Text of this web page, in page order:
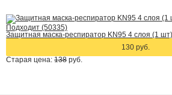
Подходит (50335)
Защитная маска-респиратор KN95 4 слоя (1 шт)
130 руб.
Старая цена: 138 руб.